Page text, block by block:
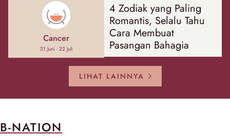
Cancer
21 Juni - 22 Juli
4 Zodiak yang Paling
Romantis, Selalu Tahu
Cara Membuat
Pasangan Bahagia
LIHAT LAINNYA
B-NATION